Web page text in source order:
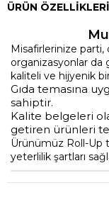
ÜRÜN ÖZELLIKLERI
Misafirlerinize
organizasyonlar da
kaliteli ve hijyenik
Gıda temasına
sahiptir.
Kalite belgeleri
getiren ürünleri
Ürünümüz Roll-Up
yeterlilik şartları